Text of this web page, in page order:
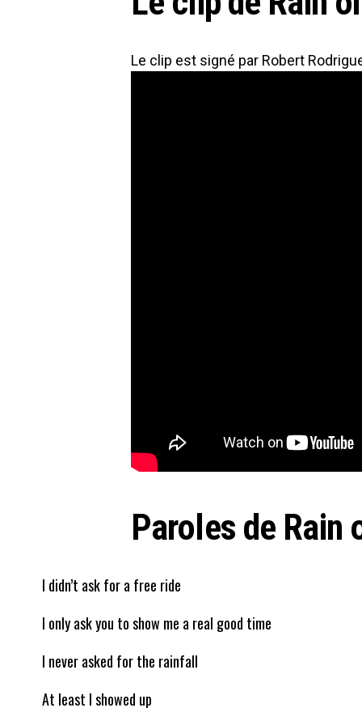
Le clip est signé par Robert
Paroles de Rain
I didn’t ask for a free ride
I only ask you to show me a real good time
I never asked for the rainfall
At least I showed up